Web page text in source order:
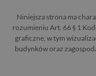
Niniejsza strona ma
rozumieniu Art. 66 § 1
graficzne, w tym
budynków oraz